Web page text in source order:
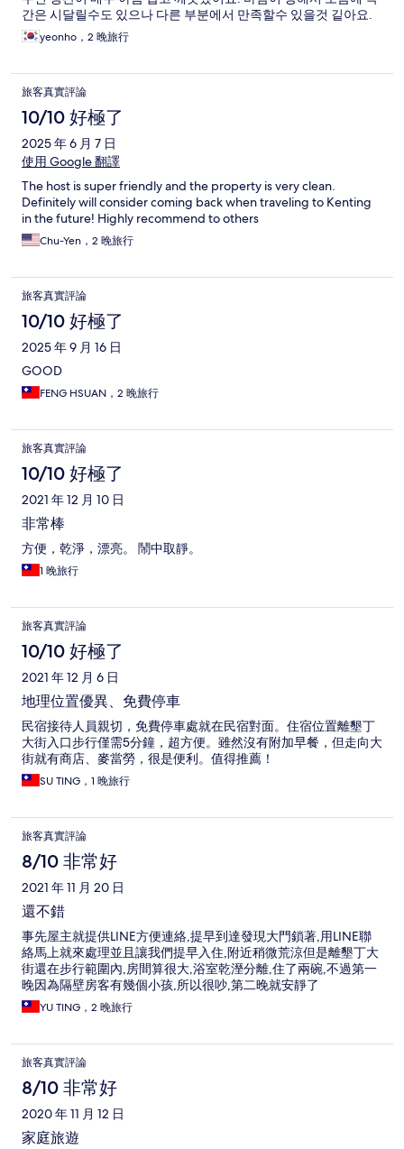
간은 시달릴수도 있으나 다른 부분에서 만족할수 있을것 깉아요.
yeonho，2 晚旅行
旅客真實評論
10/10 好極了
2025 年 6 月 7 日
使用 Google 翻譯
The host is super friendly and the property is very clean.
Definitely will consider coming back when traveling to Kenting
in the future! Highly recommend to others
Chu-Yen，2 晚旅行
旅客真實評論
10/10 好極了
2025 年 9 月 16 日
GOOD
FENG HSUAN，2 晚旅行
旅客真實評論
10/10 好極了
2021 年 12 月 10 日
非常棒
方便，乾淨，漂亮。 鬧中取靜。
1 晚旅行
旅客真實評論
10/10 好極了
2021 年 12 月 6 日
地理位置優異、免費停車
民宿接待人員親切，免費停車處就在民宿對面。住宿位置離墾丁
大街入口步行僅需5分鐘，超方便。雖然沒有附加早餐，但走向大
街就有商店、麥當勞，很是便利。值得推薦！
SU TING，1 晚旅行
旅客真實評論
8/10 非常好
2021 年 11 月 20 日
還不錯
事先屋主就提供LINE方便連絡,提早到達發現大門鎖著,用LINE聯
絡馬上就來處理並且讓我們提早入住,附近稍微荒涼但是離墾丁大
街還在步行範圍內,房間算很大,浴室乾溼分離,住了兩碗,不過第一
晚因為隔壁房客有幾個小孩,所以很吵,第二晚就安靜了
YU TING，2 晚旅行
旅客真實評論
8/10 非常好
2020 年 11 月 12 日
家庭旅遊